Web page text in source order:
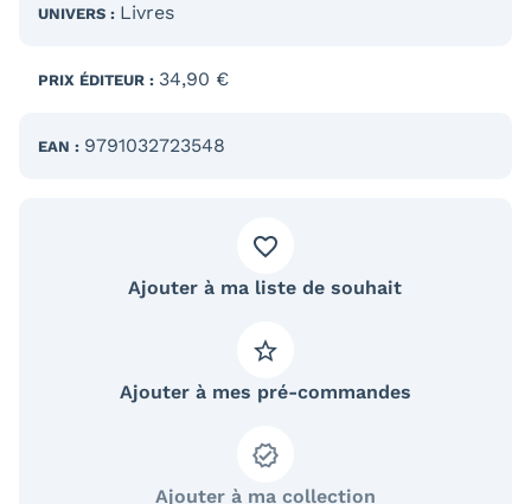
UNIVERS : Livres
PRIX ÉDITEUR : 34,90 €
EAN : 9791032723548
Ajouter à ma liste de souhait
Ajouter à mes pré-commandes
Ajouter à ma collection